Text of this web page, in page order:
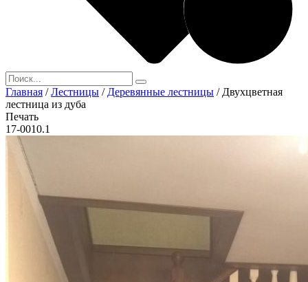
Главная /Лестницы / Деревянные лестницы / Двухцветная
лестница из дуба
Печать
17-0010.1